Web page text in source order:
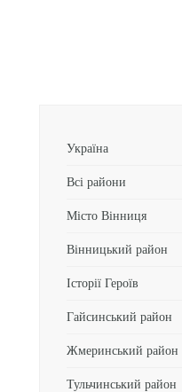
Україна
Всі райони
Місто Вінниця
Вінницький район
Історії Героїв
Гайсинський район
Жмеринський район
Тульчинський район